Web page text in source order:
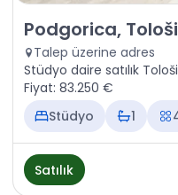
Satılık - Daire
Podgorica, Tološi
Talep üzerine adres
Stüdyo daire satılık
Fiyat: 83.250 €
Stüdyo
1
Satılık